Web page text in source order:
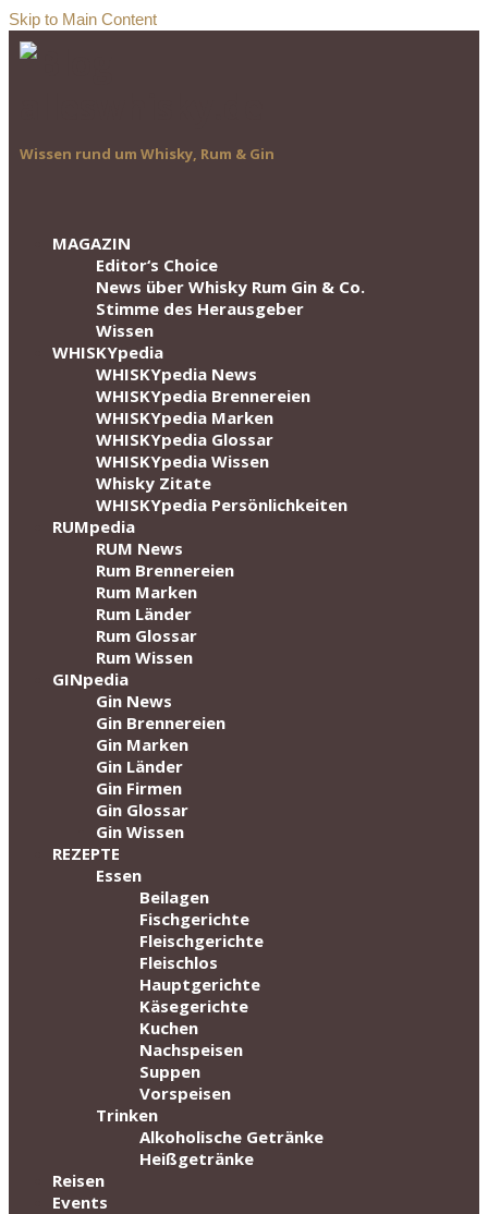
Skip to Main Content
Wissen rund um Whisky, Rum & Gin
MAGAZIN
Editor‘s Choice
News über Whisky Rum Gin & Co.
Stimme des Herausgeber
Wissen
WHISKYpedia
WHISKYpedia News
WHISKYpedia Brennereien
WHISKYpedia Marken
WHISKYpedia Glossar
WHISKYpedia Wissen
Whisky Zitate
WHISKYpedia Persönlichkeiten
RUMpedia
RUM News
Rum Brennereien
Rum Marken
Rum Länder
Rum Glossar
Rum Wissen
GINpedia
Gin News
Gin Brennereien
Gin Marken
Gin Länder
Gin Firmen
Gin Glossar
Gin Wissen
REZEPTE
Essen
Beilagen
Fischgerichte
Fleischgerichte
Fleischlos
Hauptgerichte
Käsegerichte
Kuchen
Nachspeisen
Suppen
Vorspeisen
Trinken
Alkoholische Getränke
Heißgetränke
Reisen
Events